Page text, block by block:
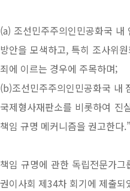
(a) 조선민주주의인민공화국
방안을 모색하고, 특히 조사위
죄에 이르는 경우에 주목하며;
(b)조선민주주의인민공화국 내
국제형사재판소를 비롯하여 진
책임 규명 메커니즘을 권고한다.”
책임 규명에 관한 독립전문가
권이사회 제34차 회기에 제출되